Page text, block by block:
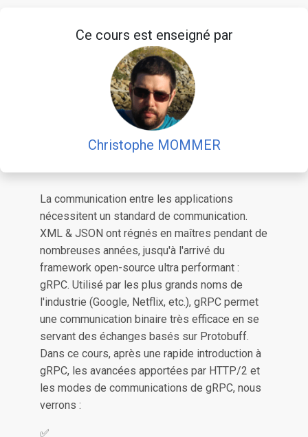
La communication entre les applications
nécessitent un standard de communication.
XML & JSON ont régnés en maîtres pendant de
nombreuses années, jusqu'à l'arrivé du
framework open-source ultra performant :
gRPC. Utilisé par les plus grands noms de
l'industrie (Google, Netflix, etc.), gRPC permet
une communication binaire très efficace en se
servant des échanges basés sur Protobuff.
Dans ce cours, après une rapide introduction à
gRPC, les avancées apportées par HTTP/2 et
les modes de communications de gRPC, nous
verrons :
Ce cours est enseigné par
Christophe MOMMER